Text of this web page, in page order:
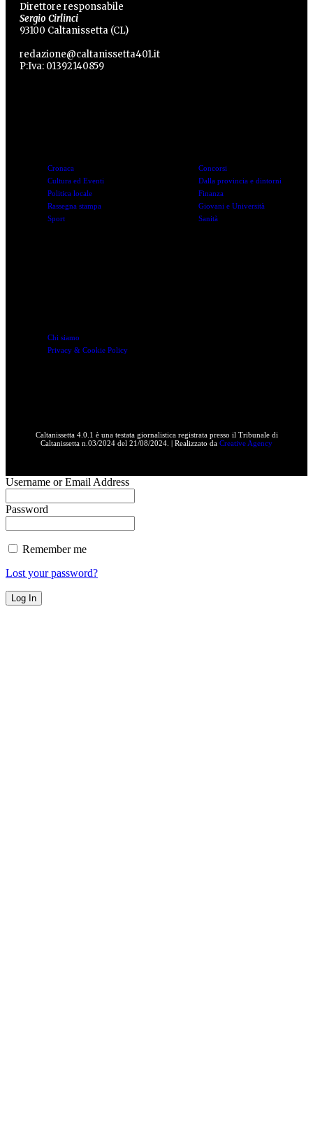
Direttore responsabile
Sergio Cirlinci
93100 Caltanissetta (CL)
redazione@caltanissetta401.it
P:Iva: 01392140859
Cronaca
Cultura ed Eventi
Politica locale
Rassegna stampa
Sport
Concorsi
Dalla provincia e dintorni
Finanza
Giovani e Università
Sanità
Chi siamo
Privacy & Cookie Policy
Caltanissetta 4.0.1 è una testata giornalistica registrata presso il Tribunale di
Caltanissetta n.03/2024 del 21/08/2024. | Realizzato da Creative Agency
Username or Email Address
Password
Remember me
Lost your password?